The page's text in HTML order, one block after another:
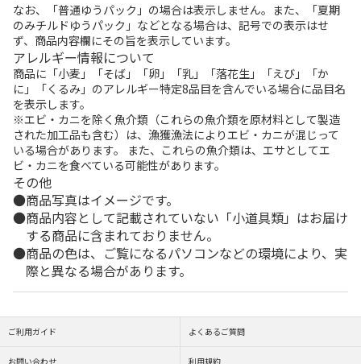
なお、「普通ゆうパック」の場合は表示しません。また、「夏期
のみチルドゆうパック」などとなる場合は、記号での表示はせ
ず、商品内容欄にその旨を表示しています。
アレルギー情報について
商品に「小麦」「そば」「卵」「乳」「落花生」「えび」「か
に」「くるみ」のアレルギー特定8品目を含んでいる場合に品目名
を表示します。
※エビ・カニを除く魚介類（これらの魚介類を原材料として製造
された加工品も含む）は、漁獲漁法によりエビ・カニが混じって
いる場合があります。 また、これらの魚介類は、エサとしてエ
ビ・カニを食べている可能性があります。
その他
商品写真はイメージです。
商品内容として記載されていない「小道具類」はお届け
する商品に含まれておりません。
商品の色は、ご覧になるパソコンなどの環境により、実
際と異なる場合があります。
ご利用ガイド よくあるご質問
お問い合わせ 利用規約